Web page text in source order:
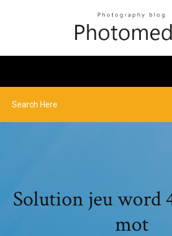
Solution jeu word
mot